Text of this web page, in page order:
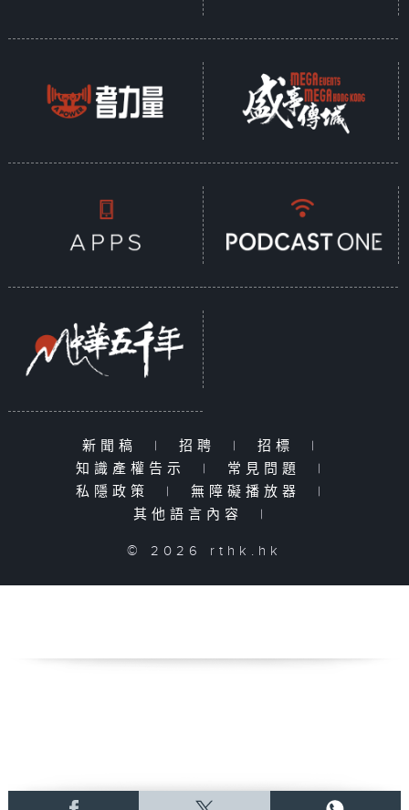
西梧州市）；馳義侯何遺率領巴蜀罪人及夜
番禺城破，呂嘉及趙建德出逃，不久被漢軍
擒獲，呂嘉和趙建德被擒之後，南越國屬下
各郡縣包括蒼梧王趙光，皆不戰而向漢朝投
降。鄭嚴和田甲的軍隊，以及何遺調動的夜
郎軍隊還未到達，南越國已經被平定了。南
越國歷經五代君主，九十三年，故土納入漢
新聞稿 | 招聘 | 招標
|
知識產權告示
| 常見問題
|
私隱政策
| 無障礙播放器
|
其他語言內容
|
© 2026 rthk.hk